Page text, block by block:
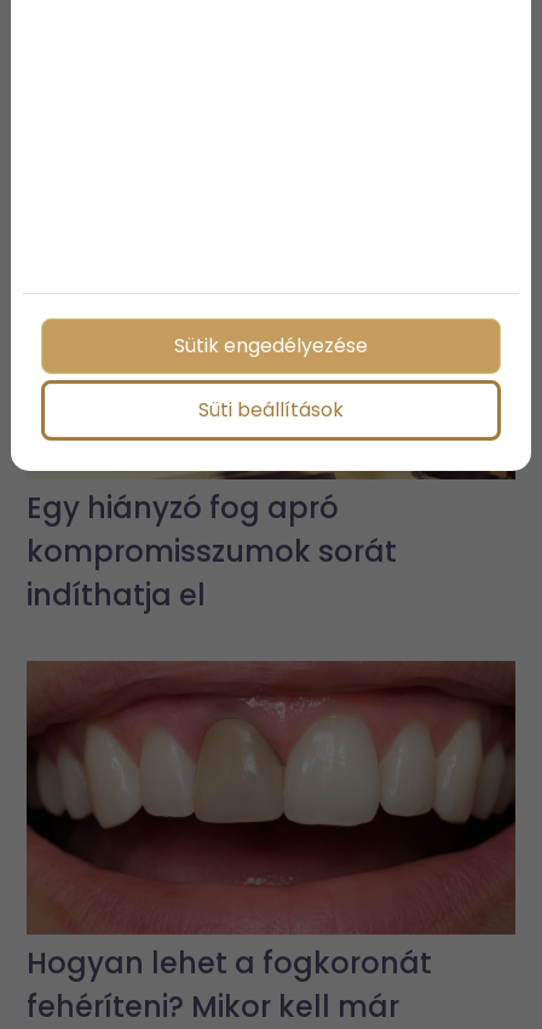
Egy hiányzó fog apró
kompromisszumok sorát
indíthatja el
Hogyan lehet a fogkoronát
fehéríteni? Mikor kell már
Sütik engedélyezése
Süti beállítások